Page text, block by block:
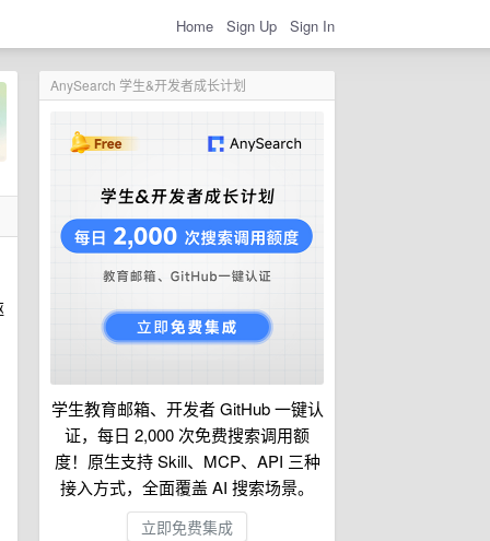
Home Sign Up Sign In
AnySearch 学生&开发者成长计划
学生教育邮箱、开发者 GitHub 一键认
证，每日 2,000 次免费搜索调用额
度！原生支持 Skill、MCP、API 三种
接入方式，全面覆盖 AI 搜索场景。
立即免费集成